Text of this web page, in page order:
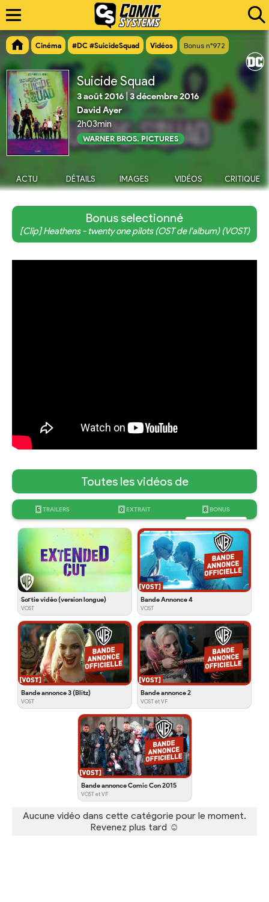
Cinéma #DC #SuicideSquad Vidéos Bonus n°972
Suicide Squad
3 août 2016|3 décembre 2016
David Ayer
2h03min
WARNER BROS. PICTURES
ACTU DÉTAILS IMAGES VIDÉOS CRITIQUE
Bonus selectionné
[Clip] Heathens - twenty one pilots (OST de l'album) (VOST)
Toutes les vidéos de
5 TRAILERS 0 EXTRAIT 8 BONUS
Sortie vidéo (version longue)
VOST
Bande Annonce 4
VOST
Bande annonce 3 (Blitz)
VOST
Bande annonce 2
VOST et VF
Bande annonce Comic Con 2015
VOST et VF
Aucune vidéo dans cette catégorie pour le moment.
Revenez plus tard ☺